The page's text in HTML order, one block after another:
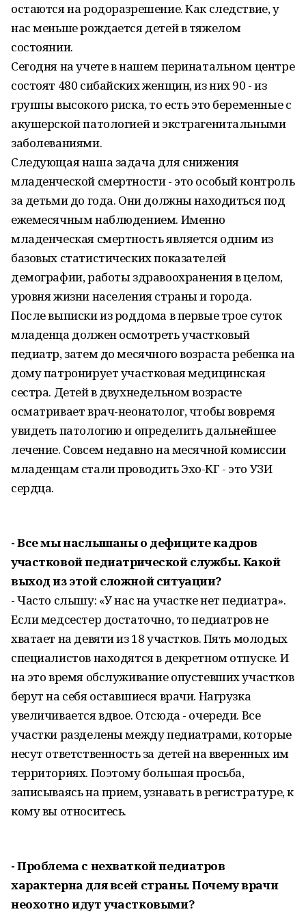
остаются на родоразрешение. Как следствие, у
нас меньше рождается детей в тяжелом
состоянии.
Сегодня на учете в нашем перинатальном центре
состоят 480 сибайских женщин, из них 90 - из
группы высокого риска, то есть это беременные с
акушерской патологией и экстрагенитальными
заболеваниями.
Следующая наша задача для снижения
младенческой смертности - это особый контроль
за детьми до года. Они должны находиться под
ежемесячным наблюдением. Именно
младенческая смертность является одним из
базовых статистиче­ских показателей
демографии, работы здравоохранения в целом,
уровня жизни населения страны и города.
После выписки из роддома в первые трое суток
младенца должен осмотреть участковый
педиатр, затем до месячного возраста ребенка на
дому патронирует участковая медицинская
сестра. Детей в двухнедельном возрасте
осматривает врач-неонатолог, чтобы вовремя
увидеть патологию и определить дальнейшее
лечение. Совсем недавно на месячной комиссии
младенцам стали проводить Эхо-КГ - это УЗИ
сердца.
- Все мы наслышаны о дефиците кадров
участковой педиатрической службы. Какой
выход из этой сложной ситуации?
- Часто слышу: «У нас на участке нет педиатра».
Если медсестер достаточно, то педиатров не
хватает на девяти из 18 участков. Пять молодых
специалистов находятся в декретном отпуске. И
на это время обслуживание опустевших уча­стков
берут на себя оставшиеся врачи. Нагрузка
увеличивается вдвое. Отсюда - очереди. Все
участки разделены между педиатрами, которые
несут ответственность за детей на вверенных им
территориях. Поэтому большая просьба,
записываясь на прием, узнавать в регистратуре, к
кому вы относитесь.
- Проблема с нехваткой педиатров
характерна для всей страны. Почему врачи
неохотно идут участковыми?